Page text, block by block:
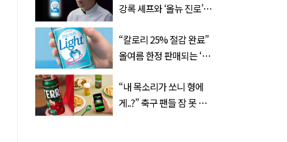
강록 셰프와 ‘올뉴 진로’의
“칼로리 25% 절감 완료”
올여름 한정 판매되는 ‘최
“내 목소리가 쏘니 형에
게..?” 축구 팬들 잠 못 들